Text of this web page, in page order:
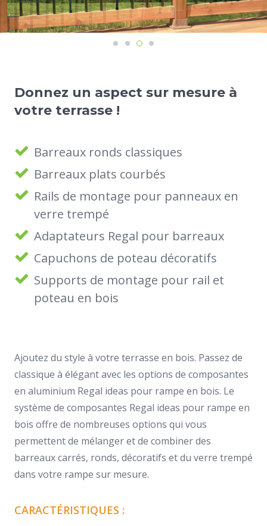
Donnez un aspect sur mesure à
votre terrasse !
Barreaux ronds classiques
Barreaux plats courbés
Rails de montage pour panneaux en
verre trempé
Adaptateurs Regal pour barreaux
Capuchons de poteau décoratifs
Supports de montage pour rail et
poteau en bois
Ajoutez du style à votre terrasse en bois. Passez de
classique à élégant avec les options de composantes
en aluminium Regal ideas pour rampe en bois. Le
système de composantes Regal ideas pour rampe en
bois offre de nombreuses options qui vous
permettent de mélanger et de combiner des
barreaux carrés, ronds, décoratifs et du verre trempé
dans votre rampe sur mesure.
CARACTÉRISTIQUES :